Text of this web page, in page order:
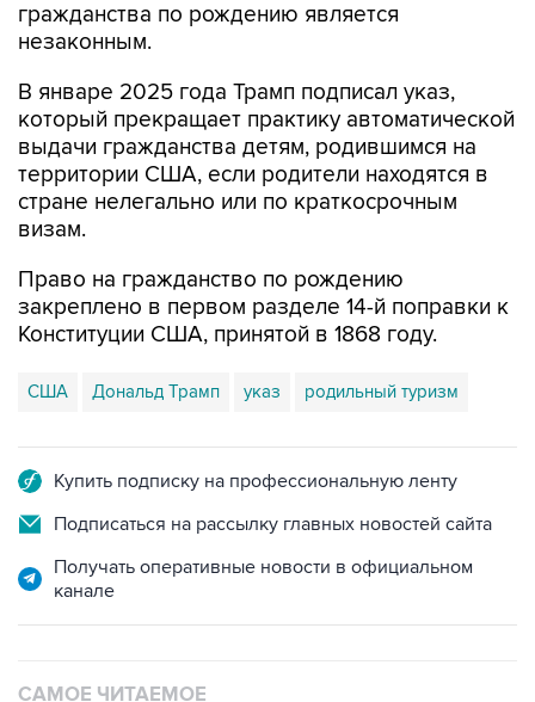
гражданства по рождению является
незаконным.
В январе 2025 года Трамп подписал указ,
который прекращает практику автоматической
выдачи гражданства детям, родившимся на
территории США, если родители находятся в
стране нелегально или по краткосрочным
визам.
Право на гражданство по рождению
закреплено в первом разделе 14-й поправки к
Конституции США, принятой в 1868 году.
США Дональд Трамп указ родильный туризм
Купить подписку на профессиональную ленту
Подписаться на рассылку главных новостей сайта
Получать оперативные новости в официальном
канале
САМОЕ ЧИТАЕМОЕ